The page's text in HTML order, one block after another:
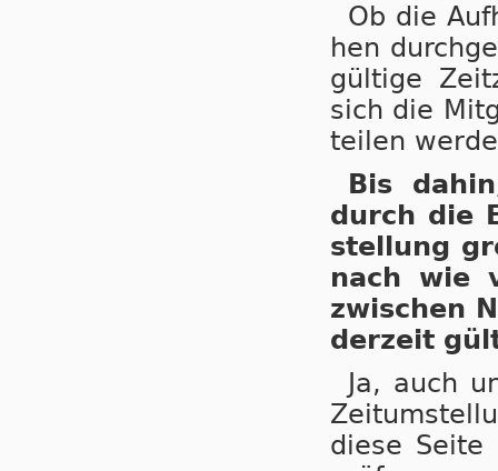
Ob die
hen
gül­ti­ge
sich die
tei­len
Bis
durch die
stel­lung
nach wie
zwi­schen
der­zeit
Ja, auch
die­se Sei­te